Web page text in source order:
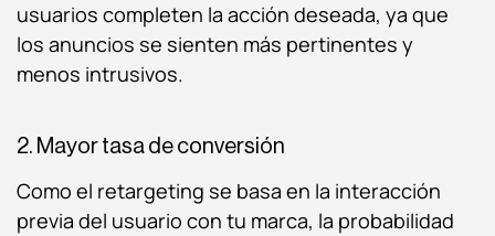
usuarios completen la acción deseada, ya que
los anuncios se sienten más pertinentes y
menos intrusivos.
2. Mayor tasa de conversión
Como el retargeting se basa en la interacción
previa del usuario con tu marca, la probabilidad